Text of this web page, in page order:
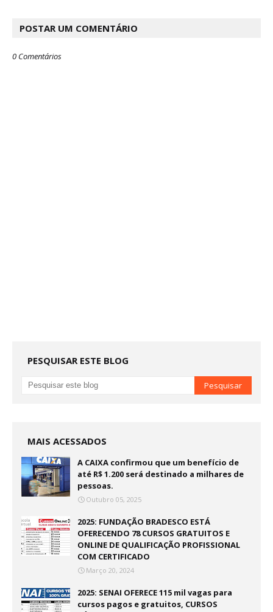
POSTAR UM COMENTÁRIO
0 Comentários
PESQUISAR ESTE BLOG
MAIS ACESSADOS
A CAIXA confirmou que um benefício de
até R$ 1.200 será destinado a milhares de
pessoas.
Outubro 05, 2025
2025: FUNDAÇÃO BRADESCO ESTÁ
OFERECENDO 78 CURSOS GRATUITOS E
ONLINE DE QUALIFICAÇÃO PROFISSIONAL
COM CERTIFICADO
Março 20, 2024
2025: SENAI OFERECE 115 mil vagas para
cursos pagos e gratuitos, CURSOS